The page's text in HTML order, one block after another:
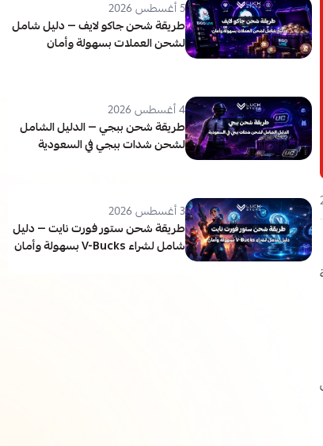
5 أغسطس 2026
طريقة شحن جاكو لايف — دليل شامل
لشحن العملات بسهولة وأمان
4 أغسطس 2026
طريقة شحن ببجي — الدليل الشامل
لشحن شدات ببجي في السعودية
3 أغسطس 2026
طريقة شحن ستور فورت نايت — دليل
شامل لشراء V-Bucks بسهولة وأمان